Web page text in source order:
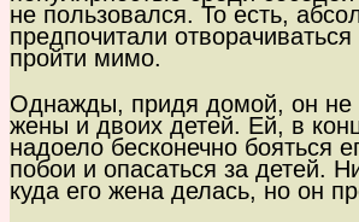
не пользовался. То есть,
предпочитали
пройти мимо.
Однажды, придя домой, он
жены и двоих детей. Ей, в
надоело бесконечно бояться
побои и опасаться за детей.
куда его жена делась, но он